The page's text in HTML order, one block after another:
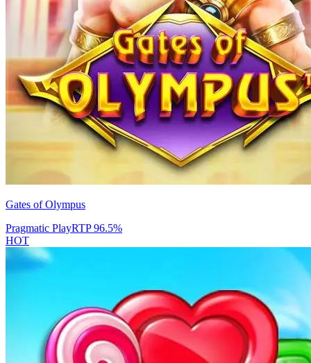
Gates of Olympus
Pragmatic PlayRTP96.5%
HOT